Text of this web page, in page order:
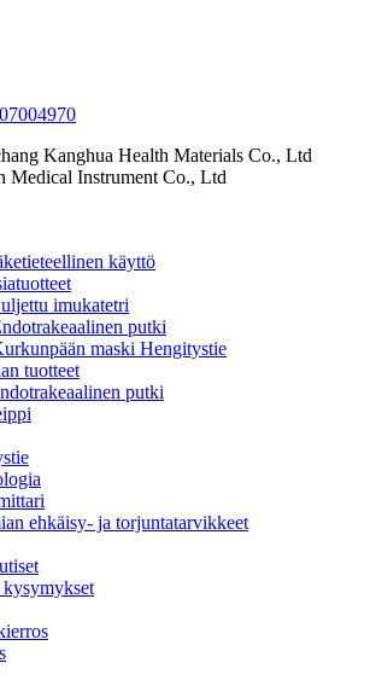
Kanghua Health Materials Co., Ltd
Medical Instrument Co., Ltd
käyttö
imukatetri
putki
maski Hengitystie
tuotteet
putki
ehkäisy- ja torjuntatarvikkeet